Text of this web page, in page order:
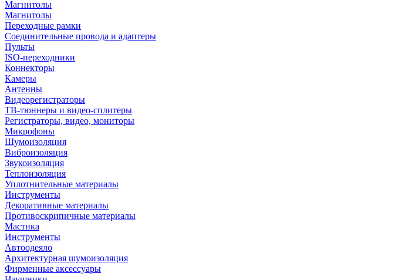
Магнитолы
Магнитолы
Переходные рамки
Соединительные провода и адаптеры
Пульты
ISO-переходники
Коннекторы
Камеры
Антенны
Видеорегистраторы
ТВ-тюннеры и видео-сплитеры
Регистраторы, видео, мониторы
Микрофоны
Шумоизоляция
Виброизоляция
Звукоизоляция
Теплоизоляция
Уплотнительные материалы
Инструменты
Декоративные материалы
Противоскрипичные материалы
Мастика
Инструменты
Автоодеяло
Архитектурная шумоизоляция
Фирменные аксессуары